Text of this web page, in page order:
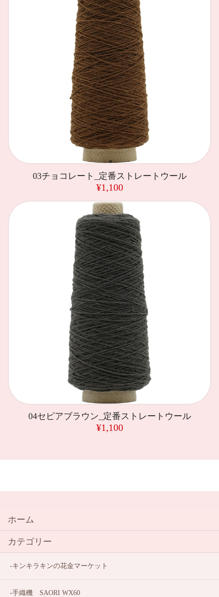
03チョコレート_定番ストレートウール
¥1,100
04セピアブラウン_定番ストレートウール
¥1,100
ホーム
カテゴリー
キンキラキンの花金マーケット
手織機 SAORI WX60